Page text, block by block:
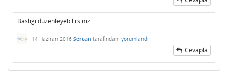
Basligi duzenleyebilirsiniz.
14 Haziran 2016 Sercan tarafından yorumlandı
Cevapla